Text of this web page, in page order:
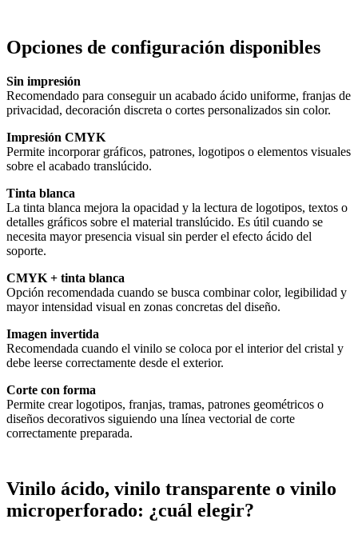
Opciones de configuración disponibles
Sin impresión
Recomendado para conseguir un acabado ácido uniforme, franjas de
privacidad, decoración discreta o cortes personalizados sin color.
Impresión CMYK
Permite incorporar gráficos, patrones, logotipos o elementos visuales
sobre el acabado translúcido.
Tinta blanca
La tinta blanca mejora la opacidad y la lectura de logotipos, textos o
detalles gráficos sobre el material translúcido. Es útil cuando se
necesita mayor presencia visual sin perder el efecto ácido del
soporte.
CMYK + tinta blanca
Opción recomendada cuando se busca combinar color, legibilidad y
mayor intensidad visual en zonas concretas del diseño.
Imagen invertida
Recomendada cuando el vinilo se coloca por el interior del cristal y
debe leerse correctamente desde el exterior.
Corte con forma
Permite crear logotipos, franjas, tramas, patrones geométricos o
diseños decorativos siguiendo una línea vectorial de corte
correctamente preparada.
Vinilo ácido, vinilo transparente o vinilo
microperforado: ¿cuál elegir?